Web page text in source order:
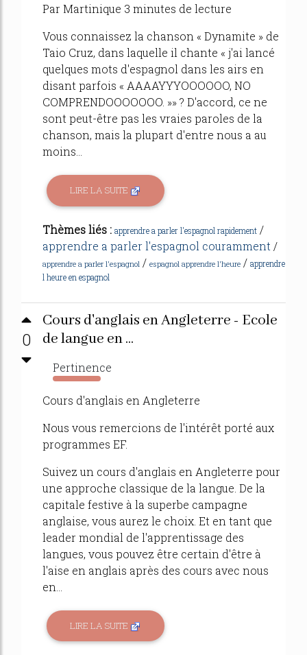
Par Martinique 3 minutes de lecture
Vous connaissez la chanson « Dynamite » de
Taio Cruz, dans laquelle il chante « j'ai lancé
quelques mots d'espagnol dans les airs en
disant parfois « AAAAYYYOOOOOO, NO
COMPRENDOOOOOOO. »» ? D'accord, ce ne
sont peut-être pas les vraies paroles de la
chanson, mais la plupart d'entre nous a au
moins...
LIRE LA SUITE
Thèmes liés : apprendre a parler l'espagnol rapidement /
apprendre a parler l'espagnol couramment /
apprendre a parler l'espagnol / espagnol apprendre l'heure / apprendre
l heure en espagnol
0
Cours d'anglais en Angleterre - Ecole
de langue en ...
Pertinence
2887%
Cours d'anglais en Angleterre
Nous vous remercions de l'intérêt porté aux
programmes EF.
Suivez un cours d'anglais en Angleterre pour
une approche classique de la langue. De la
capitale festive à la superbe campagne
anglaise, vous aurez le choix. Et en tant que
leader mondial de l'apprentissage des
langues, vous pouvez être certain d'être à
l'aise en anglais après des cours avec nous
en...
LIRE LA SUITE